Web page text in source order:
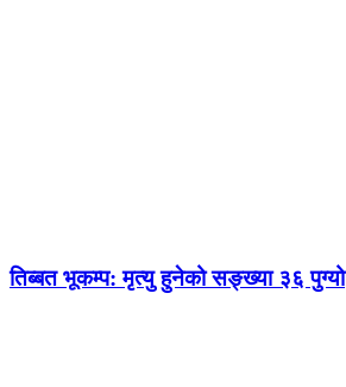
तिब्बत भूकम्प: मृत्यु हुनेको सङ्ख्या ३६ पुग्यो